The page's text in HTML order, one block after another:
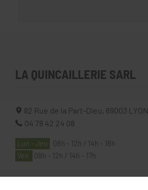
LA QUINCAILLERIE SARL
82 Rue de la Part-Dieu, 69003
LYON
04 78 42 24 08
Lun - Jeu
08h - 12h / 14h - 18h
Ven
08h - 12h / 14h - 17h